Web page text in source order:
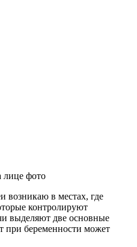
лице фото
возникаю в местах, где
контролируют
выделяют две основные
при беременности может